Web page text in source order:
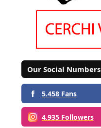
Our Social Numbers
5.458 Fans
4.935 Followers